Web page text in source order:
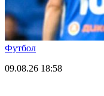
Футбол
09.08.26 18:58